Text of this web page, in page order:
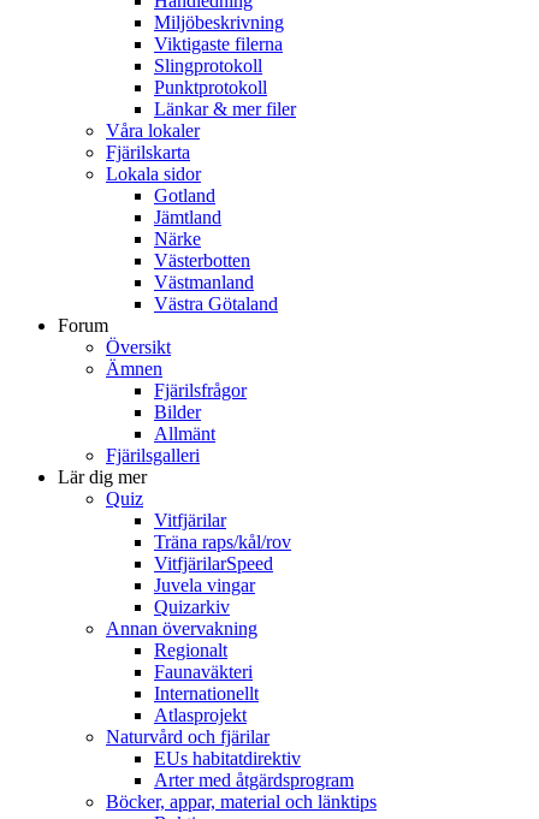
Miljöbeskrivning
Viktigaste filerna
Slingprotokoll
Punktprotokoll
Länkar & mer filer
Våra lokaler
Fjärilskarta
Lokala sidor
Gotland
Jämtland
Närke
Västerbotten
Västmanland
Västra Götaland
Forum
Översikt
Ämnen
Fjärilsfrågor
Bilder
Allmänt
Fjärilsgalleri
Lär dig mer
Quiz
Vitfjärilar
Träna raps/kål/rov
VitfjärilarSpeed
Juvela vingar
Quizarkiv
Annan övervakning
Regionalt
Faunaväkteri
Internationellt
Atlasprojekt
Naturvård och fjärilar
EUs habitatdirektiv
Arter med åtgärdsprogram
Böcker, appar, material och länktips